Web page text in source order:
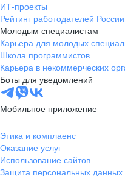
ИТ-проекты
Рейтинг работодателей России
Молодым специалистам
Карьера для молодых
Школа программистов
Карьера в некоммерческих
Боты для уведомлений
Мобильное приложение
Этика и комплаенс
Оказание услуг
Использование сайтов
Защита персональных данных